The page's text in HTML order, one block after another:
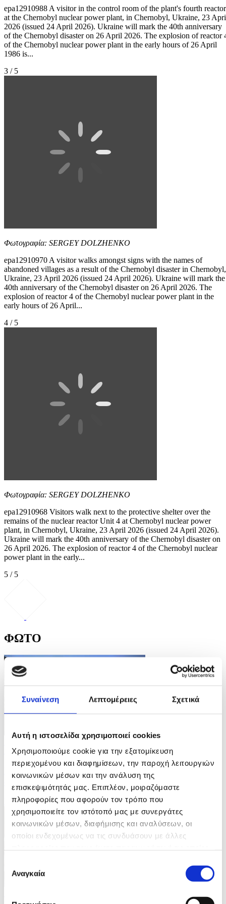
Συναίνεση Λεπτομέρειες Σχετικά
Αυτή η ιστοσελίδα χρησιμοποιεί cookies
Χρησιμοποιούμε cookie για την εξατομίκευση
περιεχομένου και διαφημίσεων, την παροχή λειτουργιών
κοινωνικών μέσων και την ανάλυση της
επισκεψιμότητάς μας. Επιπλέον, μοιραζόμαστε
πληροφορίες που αφορούν τον τρόπο που
χρησιμοποιείτε τον ιστότοπό μας με συνεργάτες
κοινωνικών μέσων, διαφήμισης και αναλύσεων, οι
οποίοι ενδεχομένως να τις συνδυάσουν με άλλες
των υπηρεσιών τους.
συγκατάθεσης
Αναγκαία
epa12910988 A visitor in the control room of the plant's fourth reactor
at the Chernobyl nuclear power plant, in Chernobyl, Ukraine, 23
2026 (issued 24 April 2026). Ukraine will mark the 40th anniversary
of the Chernobyl disaster on 26 April 2026. The explosion of reactor
of the Chernobyl nuclear power plant in the early hours of 26 April
1986 is...
3 / 5
Φωτογραφία: SERGEY DOLZHENKO
epa12910970 A visitor walks amongst signs with the names of
abandoned villages as a result of the Chernobyl disaster in Chernobyl,
Ukraine, 23 April 2026 (issued 24 April 2026). Ukraine will mark the
40th anniversary of the Chernobyl disaster on 26 April 2026. The
explosion of reactor 4 of the Chernobyl nuclear power plant in the
early hours of 26 April...
4 / 5
Φωτογραφία: SERGEY DOLZHENKO
epa12910968 Visitors walk next to the protective shelter over the
remains of the nuclear reactor Unit 4 at Chernobyl nuclear power
plant, in Chernobyl, Ukraine, 23 April 2026 (issued 24 April 2026).
Ukraine will mark the 40th anniversary of the Chernobyl disaster on
26 April 2026. The explosion of reactor 4 of the Chernobyl nuclear
power plant in the early...
5 / 5
ΦΩΤΟ
10 Φωτογραφίες
21/07/2026 14:04
Iσραηλινή επίθεση με drone στοίχισε τη ζωή σε
οικογένεια έξι ανθρώπων στη Γάζα
ID: 10638584
19/07/2026 18:01